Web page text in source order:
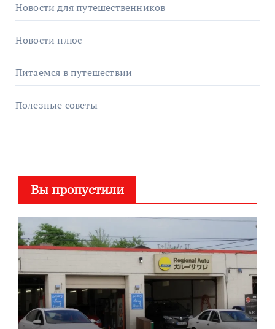
Новости для путешественников
Новости плюс
Питаемся в путешествии
Полезные советы
Вы пропустили